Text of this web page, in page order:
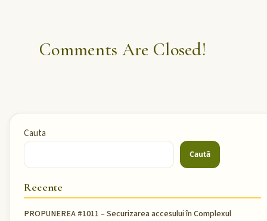
Comments Are Closed!
Cauta
Caută
Recente
PROPUNEREA #1011 – Securizarea accesului în Complexul